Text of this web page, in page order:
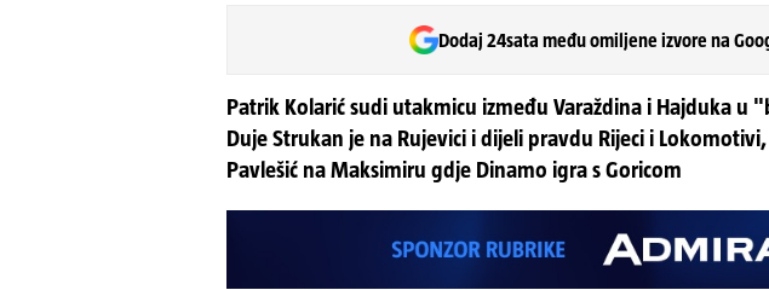
Dodaj 24sata među omiljene izvore na
Patrik Kolarić sudi utakmicu između Varaždina i Hajduka u
Duje Strukan je na Rujevici i dijeli pravdu Rijeci i
Pavlešić na Maksimiru gdje Dinamo igra s Goricom